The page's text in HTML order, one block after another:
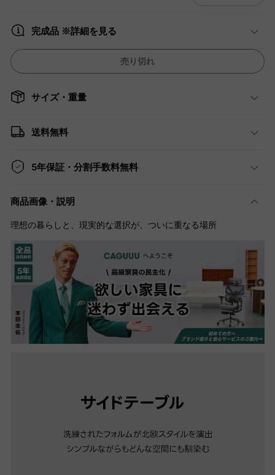
完成品 ※詳細を見る
売り切れ
サイズ・重量
送料無料
5年保証・分割手数料無料
商品画像・説明
理想の暮らしと、現実的な選択が、ついに重なる場所